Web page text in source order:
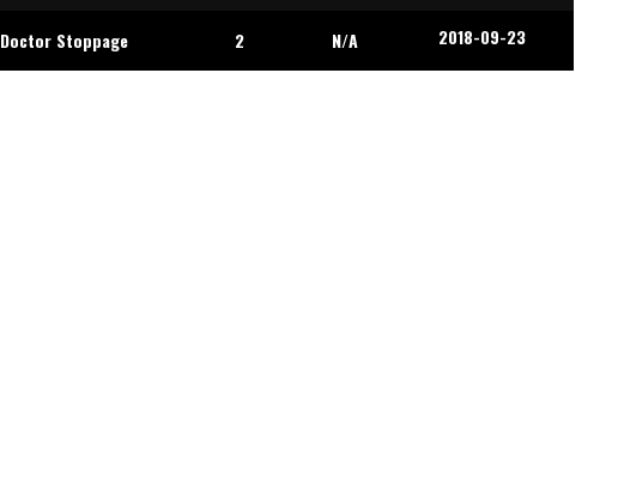
Doctor Stoppage 2 N/A 2018-09-23